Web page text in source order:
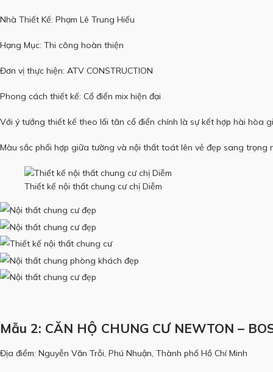
Nhà Thiết Kế: Phạm Lê Trung Hiếu
Hạng Mục: Thi công hoàn thiện
Đơn vị thực hiện: ATV CONSTRUCTION
Phong cách thiết kế: Cổ điển mix hiện đại
Với ý tưởng thiết kế theo lối tân cổ điển chính là sự kết hợp hài hòa
Màu sắc phối hợp giữa tường và nội thất toát lên vẻ đẹp sang trọng
Thiết kế nội thất chung cư chị Diễm
Mẫu 2: CĂN HỘ CHUNG CƯ NEWTON –
Địa điểm: Nguyễn Văn Trỗi, Phú Nhuận, Thành phố Hồ Chí Minh